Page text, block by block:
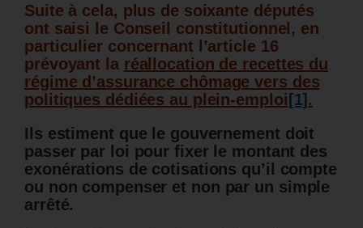
Suite à cela, plus de soixante députés
ont saisi le Conseil constitutionnel, en
particulier concernant l’article 16
prévoyant la réallocation de recettes du
régime d’assurance chômage vers des
politiques dédiées au plein-emploi [1] .
Ils estiment que le gouvernement doit
passer par loi pour fixer le montant des
exonérations de cotisations qu’il compte
ou non compenser et non par un simple
arrêté.